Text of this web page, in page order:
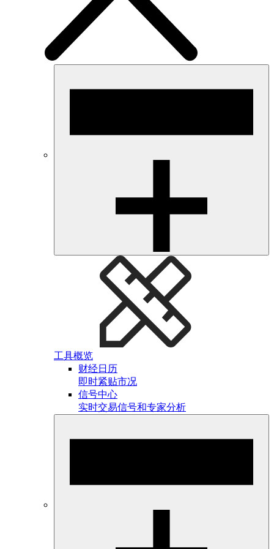
工具概览
财经日历
即时紧贴市况
信号中心
实时交易信号和专家分析